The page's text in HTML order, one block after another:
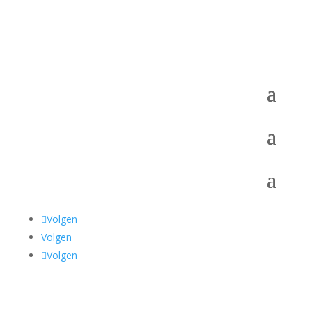
Volgen
Volgen
Volgen